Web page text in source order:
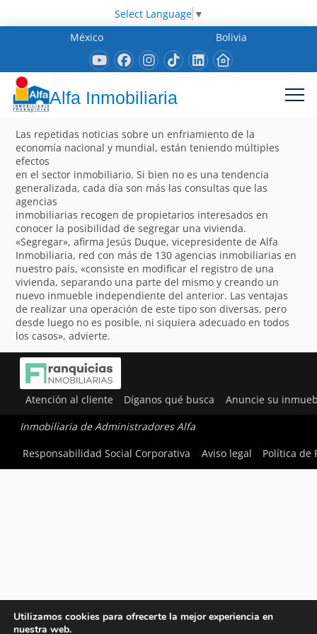
Select Language ▼
México
Bolivia
Alfa Inmobiliaria
Las repetidas noticias sobre un enfriamiento de la
economía nacional y mundial, están teniendo múltiples
efectos
en el sector inmobiliario. Si bien no es una tendencia
generalizada, cada día son más las consultas que las
agencias
inmobiliarias recogen de propietarios interesados en
conocer la posibilidad de segregar una vivienda.
«Segregar», afirma Jesús Duque, vicepresidente de Alfa
Inmobiliaria, red con más de 130 agencias inmobiliarias en
nuestro país, «consiste en modificar el registro de una
vivienda, separando una parte del mismo y creando un
nuevo inmueble independiente del anterior. Las ventajas
de realizar una operación de este tipo son diversas, pero
desde luego no es posible, ni siquiera adecuado en todos
los casos», advierte.
Atención al cliente Díganos qué busca Anuncie su
Inmobiliaria de Administradores Alfa
Responsabilidad Social Corporativa
Aviso legal Política de
Utilizamos cookies para ofrecerte la mejor experiencia en
nuestra web.